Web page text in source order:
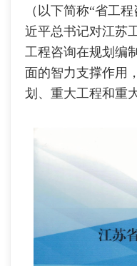
（以下简称“省工
近平总书记对江苏
工程咨询在规划编
面的智力支撑作用
划、重大工程和重